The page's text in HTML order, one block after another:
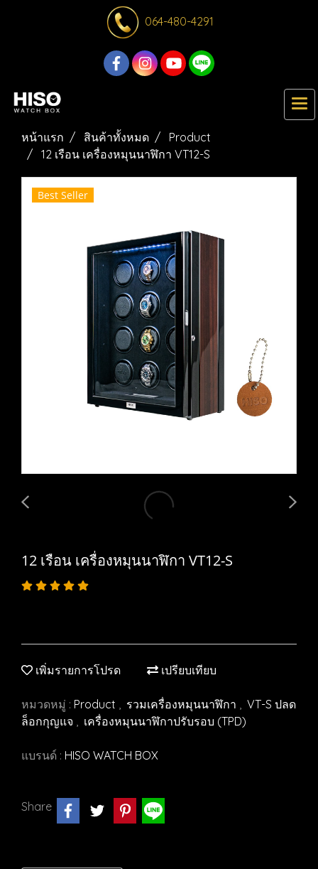
064-480-4291
หน้าแรก สินค้าทั้งหมด
Product
12 เรือน เครื่องหมุนนาฬิกา VT12-S
Best Seller
12 เรือน เครื่องหมุนนาฬิกา VT12-S
เพิ่มรายการโปรด เปรียบเทียบ
หมวดหมู่ : Product , รวมเครื่องหมุนนาฬิกา , VT-S ปลด
ล็อกกุญแจ , เครื่องหมุนนาฬิกาปรับรอบ (TPD)
แบรนด์ : HISO WATCH BOX
Share